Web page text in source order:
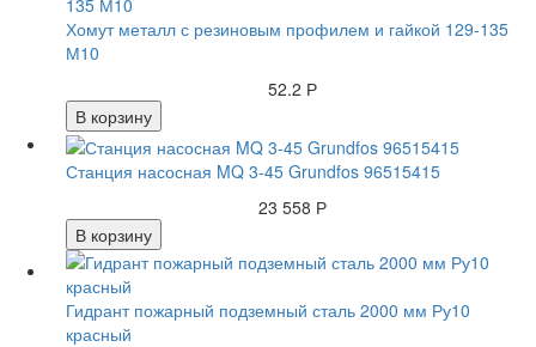
Хомут металл с резиновым профилем и гайкой 129-135
М10
52.2 Р
В корзину
Станция насосная MQ 3-45 Grundfos 96515415
23 558 Р
В корзину
Гидрант пожарный подземный сталь 2000 мм Ру10
красный